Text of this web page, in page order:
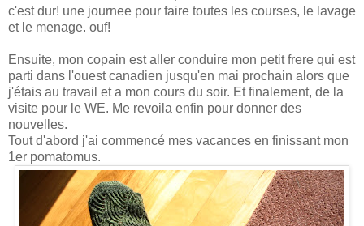
c'est dur! une journee pour faire toutes les courses, le lavage
et le menage. ouf!
Ensuite, mon copain est aller conduire mon petit frere qui est
parti dans l'ouest canadien jusqu'en mai prochain alors que
j'étais au travail et a mon cours du soir. Et finalement, de la
visite pour le WE. Me revoila enfin pour donner des
nouvelles.
Tout d'abord j'ai commencé mes vacances en finissant mon
1er pomatomus.